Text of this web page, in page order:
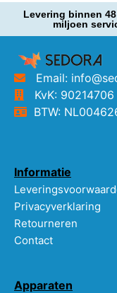
Levering binnen
miljoen
Email:
KvK: 90214706
BTW:
Informatie
Privacyverklaring
Retourneren
Contact
Apparaten